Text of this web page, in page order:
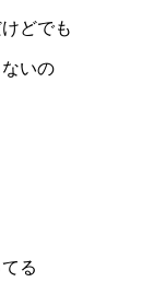
どでも
いの
る